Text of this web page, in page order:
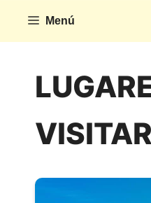
Menú
VISITAR